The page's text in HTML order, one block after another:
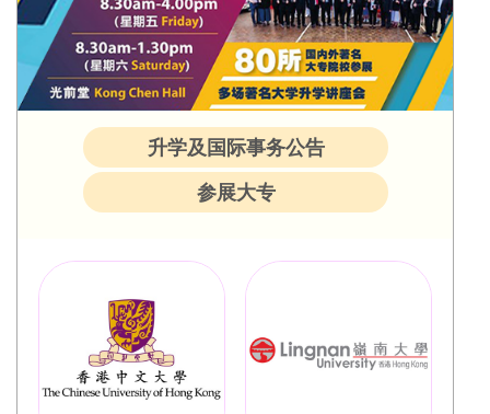
升学及国际事务公告
参展大专